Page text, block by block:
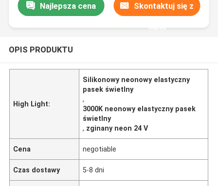
Najlepsza cena Skontaktuj się z
nami
OPIS PRODUKTU
High Light:
Silikonowy neonowy elastyczny
pasek świetlny
,
3000K neonowy elastyczny pasek
świetlny
, zginany neon 24 V
Cena negotiable
Czas dostawy 5-8 dni